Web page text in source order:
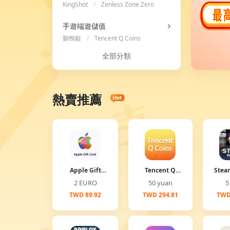
KingShot /
Zenless Zone Zero
手遊端遊儲值
鵝鴨殺 / Tencent Q Coins
全部分類
熱賣推薦
Apple Gift
Card
2 EURO
TWD 89.92
Tencent Q
Coins
50 yuan
TWD 294.81